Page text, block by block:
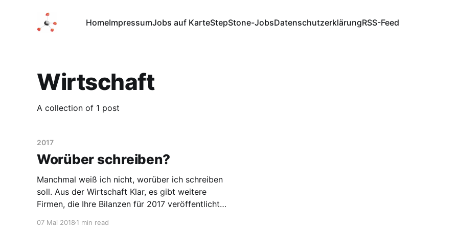
HomeImpressumJobs auf KarteStepStone-JobsDatenschutzerklärungRSS-Feed
Wirtschaft
A collection of 1 post
2017
Worüber schreiben?
Manchmal weiß ich nicht, worüber ich schreiben
soll. Aus der Wirtschaft Klar, es gibt weitere
Firmen, die Ihre Bilanzen für 2017 veröffentlicht
07 Mai 2018 1 min read